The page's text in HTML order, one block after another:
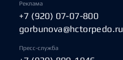
Реклама
+7 (920) 07-07-800
gorbunova@hctorpedo.ru
Пресс-служба